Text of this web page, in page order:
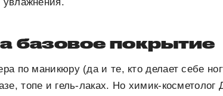
базовое покрытие
по маникюру (да и те, кто делает себе
топе и гель-лаках. Но химик-